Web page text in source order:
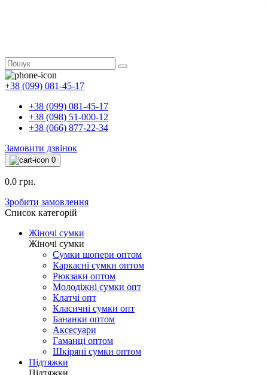
+38 (099) 081-45-17
+38 (099) 081-45-17
+38 (098) 51-000-12
+38 (066) 877-22-34
Замовити дзвінок
0
0.0 грн.
Зробити замовлення
Список категорій
Жіночі сумки
Жіночі сумки
Сумки шопери оптом
Каркасні сумки оптом
Рюкзаки оптом
Молодіжні сумки опт
Клатчі опт
Класичні сумки опт
Бананки оптом
Аксесуари
Гаманці оптом
Шкіряні сумки оптом
Підтяжки
Підтяжки